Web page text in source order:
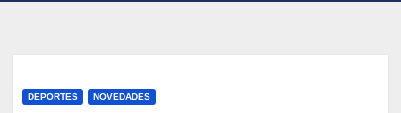
DEPORTES NOVEDADES